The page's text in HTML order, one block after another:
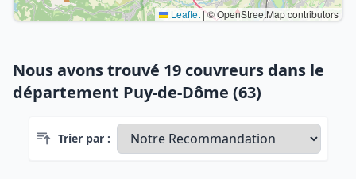
Leaflet|© OpenStreetMap contributors
Nous avons trouvé 19 couvreurs dans le
département Puy-de-Dôme (63)
Trier par :